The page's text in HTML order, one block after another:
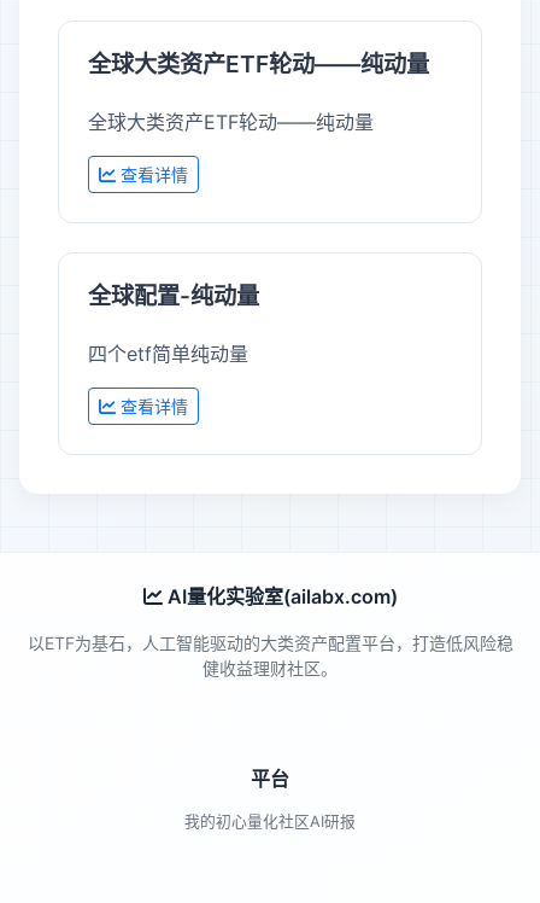
全球大类资产ETF轮动——纯动量
全球大类资产ETF轮动——纯动量
查看详情
全球配置-纯动量
四个etf简单纯动量
查看详情
AI量化实验室(ailabx.com)
以ETF为基石，人工智能驱动的大类资产配置平台，打造低风险稳
健收益理财社区。
平台
我的初心量化社区AI研报